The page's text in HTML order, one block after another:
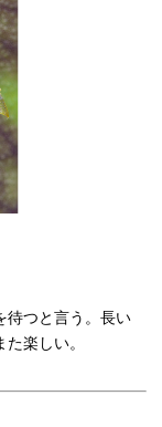
待つと言う。長い
楽しい。